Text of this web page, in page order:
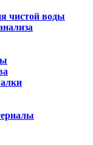
чистой воды